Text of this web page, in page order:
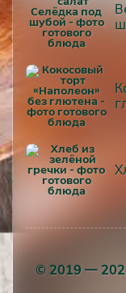
© 2019 —